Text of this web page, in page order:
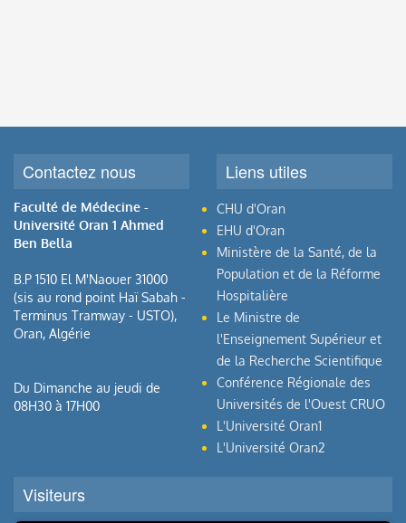
Contactez nous
Faculté de Médecine -
Université Oran 1 Ahmed
Ben Bella
B.P 1510 El M'Naouer 31000
(sis au rond point Haï Sabah -
Terminus Tramway - USTO),
Oran, Algérie
Du Dimanche au jeudi de
08H30 à 17H00
Liens utiles
CHU d'Oran
EHU d'Oran
Ministère de la Santé, de la
Population et de la Réforme
Hospitalière
Le Ministre de
l'Enseignement Supérieur et
de la Recherche Scientifique
Conférence Régionale des
Universités de l'Ouest CRUO
L'Université Oran1
L'Université Oran2
Visiteurs